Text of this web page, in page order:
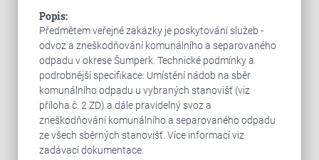
Popis:
Předmětem veřejné zakázky je poskytování služeb -
odvoz a zneškodňování komunálního a separovaného
odpadu v okrese Šumperk. Technické podmínky a
podrobnější specifikace: Umístění nádob na sběr
komunálního odpadu u vybraných stanovišť (viz
příloha č. 2 ZD) a dále pravidelný svoz a
zneškodňování komunálního a separovaného odpadu
ze všech sběrných stanovišť. Více informací viz
zadávací dokumentace.